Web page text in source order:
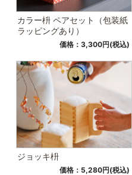
カラー枡 ペアセット（包装紙
ラッピングあり）
価格：3,300円(税込)
ジョッキ枡
価格：5,280円(税込)